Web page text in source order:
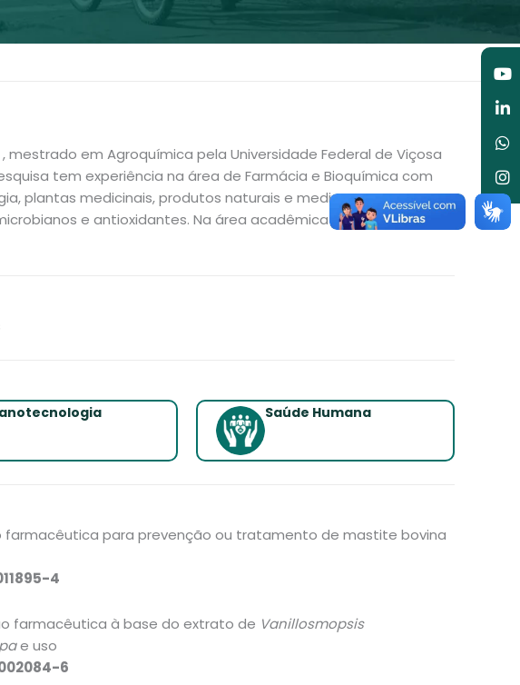
mestrado em Agroquímica pela Universidade Federal de Viçosa
tem experiência na área de Farmácia e Bioquímica com
plantas medicinais, produtos naturais e medicamentos em
e antioxidantes. Na área acadêmica tem experiência
Saúde Humana
farmacêutica para prevenção ou tratamento de mastite bovina
4
farmacêutica à base do extrato de Vanillosmopsis
e uso
002084-6
in